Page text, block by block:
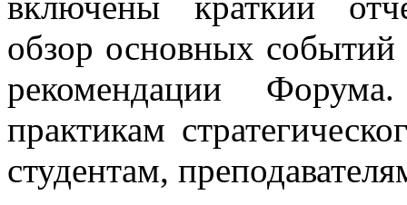
обзор основных
рекомендации Форума.
практикам
студентам,